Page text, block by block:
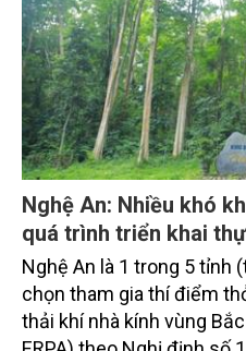
Nghệ An: Nhiều khó
quá trình triển khai
Nghệ An là 1 trong 5 tỉnh
chọn tham gia thí điểm
thải khí nhà kính vùng